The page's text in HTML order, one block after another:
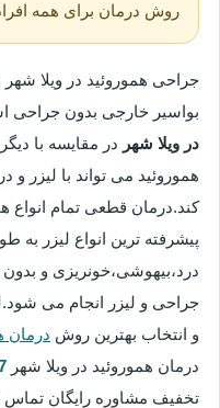
روش درمان برای همه
جراحی هموروئید در ویلا
بواسیر خارجی بدون جراحی
در ویلا شهر در مقایسه با
هموروئید می تواند با لیزر و
کند.درمان قطعی تمام انواع
پیشرفته ترین انواع لیزر به
درد،بیهوشی،خونریزی و
جراحی و لیزر انجام می
و انتخاب بهترین روش درمان
درمان هموروئید در ویلا شهر
تخفیف مشاوره رایگان تماس